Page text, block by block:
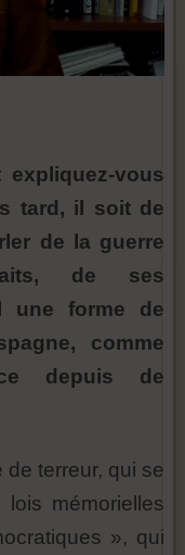
expliquez-vous
tard, il soit de
de la guerre
de ses
une forme de
comme
depuis de
de terreur, qui se
lois mémorielles
», qui